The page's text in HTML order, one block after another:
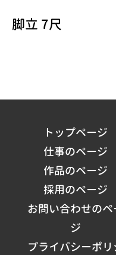
脚立 7尺
トップページ
仕事のページ
作品のページ
採用のページ
お問い合わせのペ
ジ
プライバシーポリ